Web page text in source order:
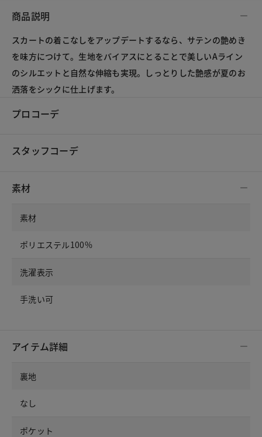
商品説明
スカートの着こなしをアップデートするなら、サテンの艶めき
を味方につけて。生地をバイアスにとることで美しいAライン
のシルエットと自然な伸縮も実現。しっとりした艶感が夏のお
プロコーデ
スタッフコーデ
素材
素材
ポリエステル100%
洗濯表示
手洗い可
アイテム詳細
裏地
なし
ポケット